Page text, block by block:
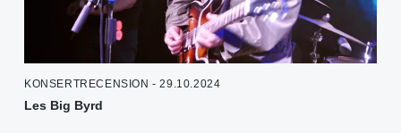
KONSERTRECENSION - 29.10.2024
Les Big Byrd